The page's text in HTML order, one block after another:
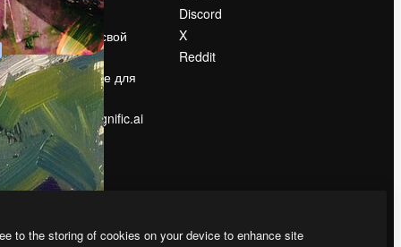
Slidesgo
Продайте свой
контент
Помещение для
прессы
Ищете magnific.ai
Discord
X
Reddit
to the storing of cookies on your device to enhance site